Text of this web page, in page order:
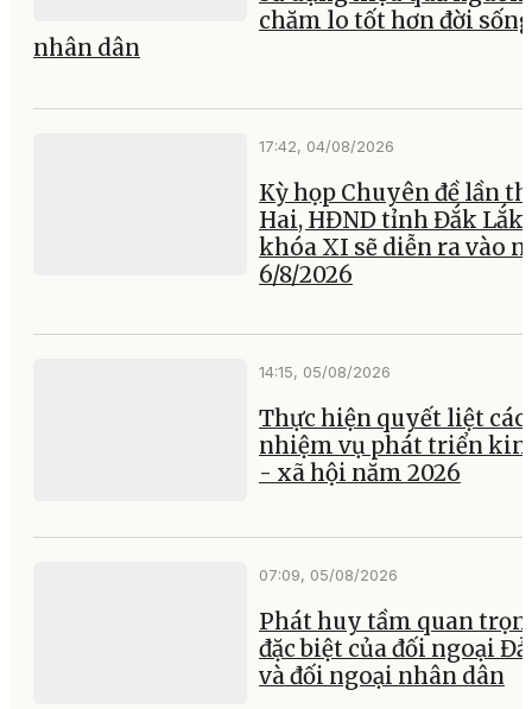
chăm lo tốt hơn đời sống
nhân dân
17:42, 04/08/2026
Kỳ họp Chuyên đề lần
Hai, HĐND tỉnh Đắk Lắk
khóa XI sẽ diễn ra vào
6/8/2026
14:15, 05/08/2026
Thực hiện quyết liệt các
nhiệm vụ phát triển
- xã hội năm 2026
07:09, 05/08/2026
Phát huy tầm quan
đặc biệt của đối ngoại
và đối ngoại nhân dân